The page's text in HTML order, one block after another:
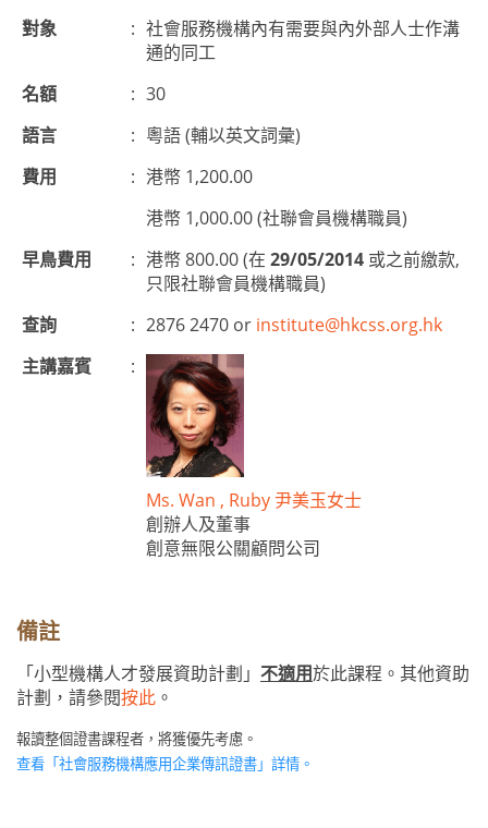
對象
: 社會服務機構內有需要與內外部人士作溝
通的同工
名額
: 30
語言
: 粵語 (輔以英文詞彙)
費用
: 港幣 1,200.00
港幣 1,000.00 (社聯會員機構職員)
早鳥費用
: 港幣 800.00 (在 29/05/2014 或之前繳款,
只限社聯會員機構職員)
查詢
: 2876 2470 or institute@hkcss.org.hk
主講嘉賓
:
Ms. Wan , Ruby 尹美玉女士
創辦人及董事
創意無限公關顧問公司
備註
「小型機構人才發展資助計劃」 不適用於此課程。其他資助
計劃，請參閱按此 。
報讀整個證書課程者，將獲優先考慮。
查看「社會服務機構應用企業傳訊證書」 詳情。